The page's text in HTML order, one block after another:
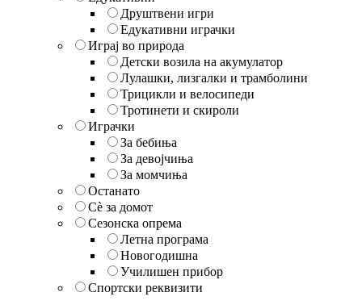
Друштвени игри
Едукативни играчки
Играј во природа
Детски возила на акумулатор
Лулашки, лизгалки и трамболини
Трицикли и велосипеди
Тротинети и скироли
Играчки
За бебиња
За девојчиња
За момчиња
Останато
Сè за домот
Сезонска опрема
Летна програма
Новогодишна
Училишен прибор
Спортски реквизити